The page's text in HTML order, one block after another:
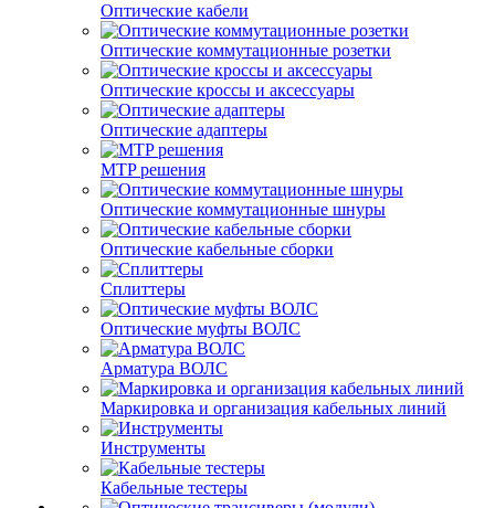
Оптические кабели
Оптические коммутационные розетки
Оптические кроссы и аксессуары
Оптические адаптеры
MTP решения
Оптические коммутационные шнуры
Оптические кабельные сборки
Сплиттеры
Оптические муфты ВОЛС
Арматура ВОЛС
Маркировка и организация кабельных линий
Инструменты
Кабельные тестеры